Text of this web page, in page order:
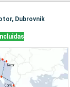
Dubrovnik